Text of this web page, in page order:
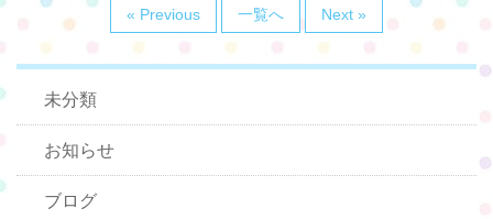
« Previous 一覧へ Next »
未分類
お知らせ
ブログ